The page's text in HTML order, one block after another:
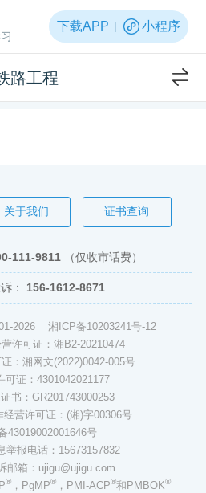
下载APP 小程序
路工程
关于我们 证书查询
111-9811 （仅收市话费）
： 156-1612-8671
2026 湘ICP备10203241号-12
许可证：湘B2-20210474
：湘网文(2022)0042-005号
可证：4301042021177
书：GR201743000253
经营许可证：(湘)字00306号
43019002001646号
举报电话：15673157832
邮箱：ujigu@ujigu.com
®，PgMP®，PMI-ACP®和PMBOK®